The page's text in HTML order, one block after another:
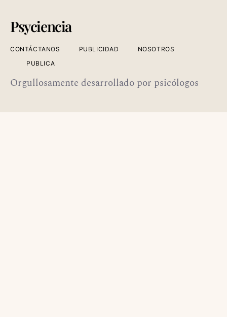
Psyciencia
CONTÁCTANOS PUBLICIDAD
NOSOTROS
PUBLICA
Orgullosamente desarrollado por psicólogos